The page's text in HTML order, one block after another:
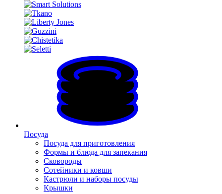
Посуда
Посуда для приготовления
Формы и блюда для запекания
Сковороды
Сотейники и ковши
Кастрюли и наборы посуды
Крышки